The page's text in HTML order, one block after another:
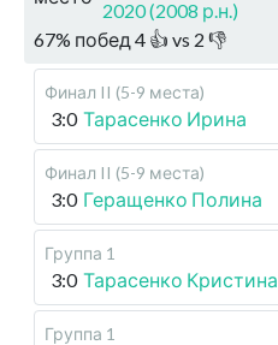
2020 (2008 р.н.)
67% побед 4 👍 vs 2 👎
Финал II (5-9 места)
3:0 Тарасенко Ирина
Финал II (5-9 места)
3:0 Геращенко Полина
Группа 1
3:0 Тарасенко Кристина
Группа 1